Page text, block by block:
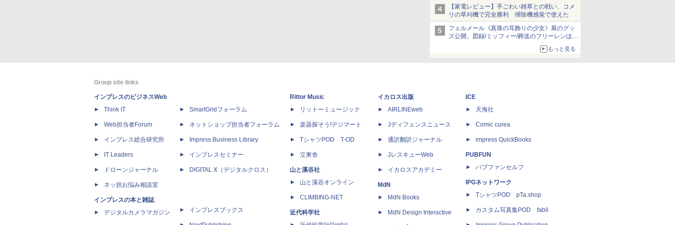
【家電レビュー】手ごわい雑草との戦い、コメ
リの草刈機で完全勝利 掃除機感覚で使えた
フェルメール《真珠の耳飾りの少女》展のグッ
ズ公開。図録/ミッフィー/葬送のフリーレンほ
もっと見る
Group site links
インプレスのビジネスWeb
Think IT
Web担当者Forum
インプレス総合研究所
IT Leaders
ドローンジャーナル
ネッ担お悩み相談室
インプレスの本と雑誌
デジタルカメラマガジン
SmartGridフォーラム
ネットショップ担当者フォーラム
Impress Business Library
インプレスセミナー
DIGITAL X（デジタルクロス）
インプレスブックス
Rittor Music
リットーミュージック
楽器探そう!デジマート
TシャツPOD T-OD
立東舎
山と溪谷社
山と溪谷オンライン
CLIMBING-NET
近代科学社
イカロス出版
AIRLINEweb
Jディフェンスニュース
通訳翻訳ジャーナル
JレスキューWeb
イカロスアカデミー
MdN
MdN Books
MdN Design Interactive
ICE
天海社
Comic curea
impress QuickBooks
PUBFUN
パブファンセルフ
IPGネットワーク
TシャツPOD pTa.shop
カスタム写真集POD fabli